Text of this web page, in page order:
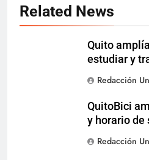
Related News
Quito
estudiar y
Redacción
QuitoBici
y horario de
Redacción